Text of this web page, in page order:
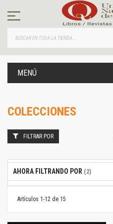
contenido
MENÚ
COLECCIONES
Artículos 1-12 de 15
FILTRAR POR
AHORA FILTRANDO POR